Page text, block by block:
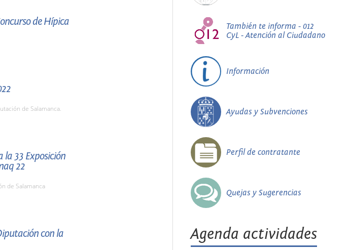
de Hípica
de Salamanca.
la 33 Exposición
22
de Salamanca
con la
También te informa - 012
CyL - Atención al Ciudadano
Información
Ayudas y Subvenciones
Perfil de contratante
Quejas y Sugerencias
Agenda actividades